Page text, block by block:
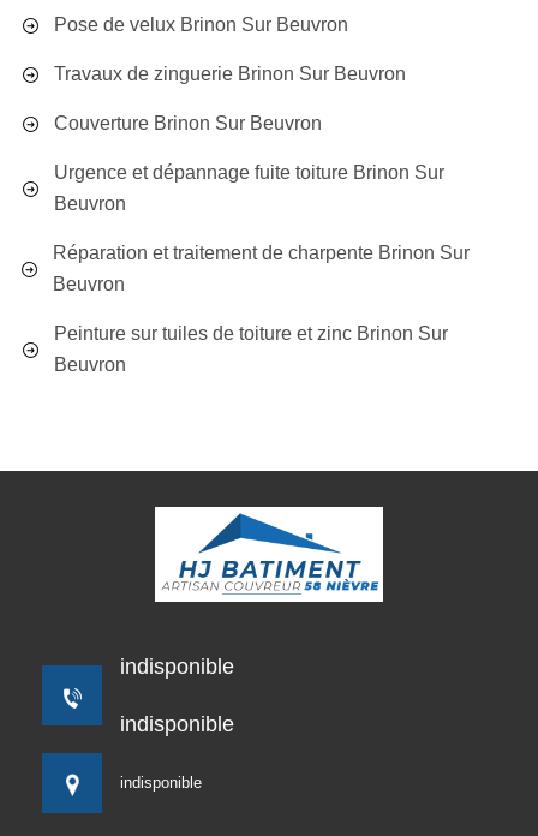
Pose de velux Brinon Sur Beuvron
Travaux de zinguerie Brinon Sur Beuvron
Couverture Brinon Sur Beuvron
Urgence et dépannage fuite toiture Brinon Sur
Beuvron
Réparation et traitement de charpente Brinon Sur
Beuvron
Peinture sur tuiles de toiture et zinc Brinon Sur
Beuvron
indisponible
indisponible
indisponible